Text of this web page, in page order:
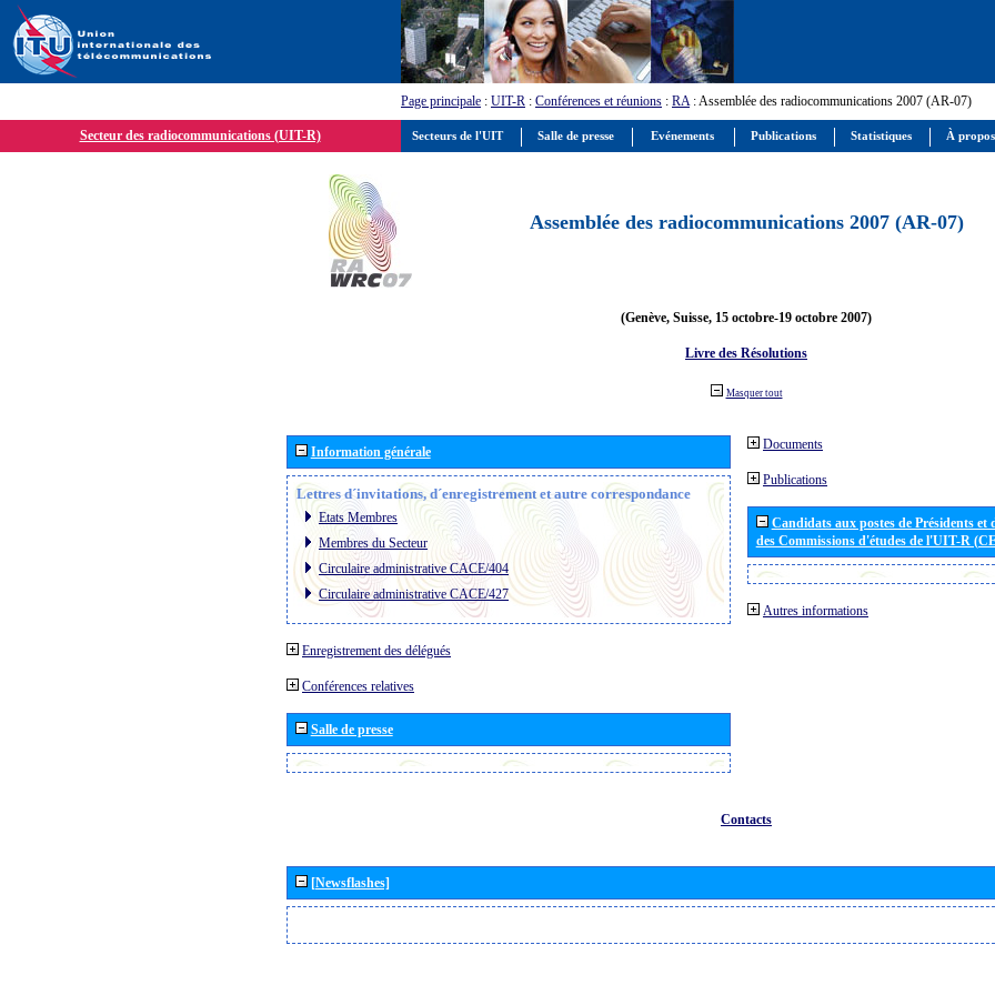
Page principale : UIT-R : Conférences et réunions : RA: Assemblée des radiocommunications 2007 (AR-07)
Secteur des radiocommunications (UIT-R)
Assemblée des radiocommunications 2007 (AR-07)
(Genève, Suisse, 15 octobre-19 octobre 2007)
Livre des Résolutions
Masquer tout
Information générale
Lettres d´invitations, d´enregistrement et autre correspondance
Etats Membres
Membres du Secteur
Circulaire administrative CACE/404
Circulaire administrative CACE/427
Enregistrement des délégués
Conférences relatives
Salle de presse
Documents
Publications
Candidats aux postes de Présidents et
des Commissions d'études de l'UIT-R
Autres informations
Contacts
[Newsflashes]
Secteurs de l'UIT Salle de presse Evénements Publications Statistiques À